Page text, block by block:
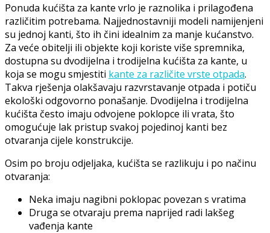
Ponuda kućišta za kante vrlo je raznolika i prilagođena
različitim potrebama. Najjednostavniji modeli namijenjeni
su jednoj kanti, što ih čini idealnim za manje kućanstvo.
Za veće obitelji ili objekte koji koriste više spremnika,
dostupna su dvodijelna i trodijelna kućišta za kante, u
koja se mogu smjestiti kante za različite vrste otpada.
Takva rješenja olakšavaju razvrstavanje otpada i potiču
ekološki odgovorno ponašanje. Dvodijelna i trodijelna
kućišta često imaju odvojene poklopce ili vrata, što
omogućuje lak pristup svakoj pojedinoj kanti bez
otvaranja cijele konstrukcije.
Osim po broju odjeljaka, kućišta se razlikuju i po načinu
otvaranja:
Neka imaju nagibni poklopac povezan s vratima
Druga se otvaraju prema naprijed radi lakšeg
vađenja kante